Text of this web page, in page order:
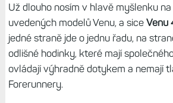
Už dlouho nosím v hlavě myšlenku
uvedených modelů Venu, a sice Venu
jedné straně jde o jednu řadu, na
odlišné hodinky, které mají
ovládají výhradně dotykem a nemají
Forerunnery.